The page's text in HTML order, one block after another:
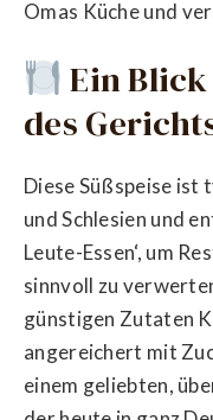
Omas Küche und
Ein
des
Diese Süßspeise ist
und Schlesien und
Leute-Essen‘, um
sinnvoll zu
günstigen Zutaten
angereichert mit
einem geliebten,